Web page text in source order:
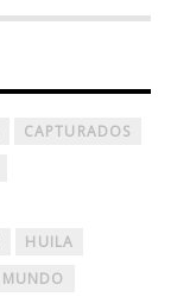
CAPTURADOS
HUILA
MUNDO